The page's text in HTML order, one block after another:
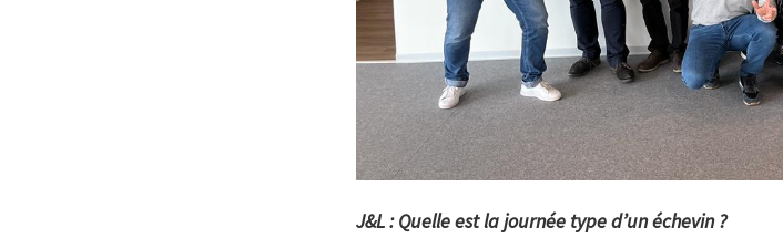
J&L : Quelle est la journée type d’un échevin ?